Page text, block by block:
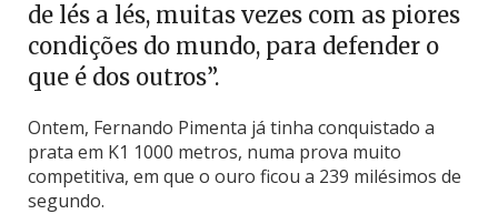
de lés a lés, muitas vezes com as piores
condições do mundo, para defender o
que é dos outros”.
Ontem, Fernando Pimenta já tinha conquistado a
prata em K1 1000 metros, numa prova muito
competitiva, em que o ouro ficou a 239 milésimos de
segundo.